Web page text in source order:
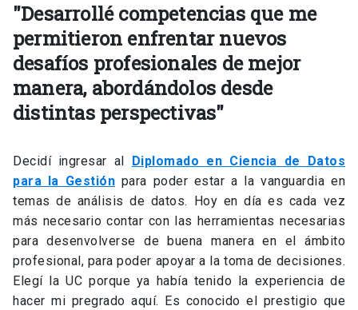
"Desarrollé competencias que me
permitieron enfrentar nuevos
desafíos profesionales de mejor
manera, abordándolos desde
distintas perspectivas"
Decidí ingresar al Diplomado en Ciencia de Datos
para la Gestión para poder estar a la vanguardia en
temas de análisis de datos. Hoy en día es cada vez
más necesario contar con las herramientas necesarias
para desenvolverse de buena manera en el ámbito
profesional, para poder apoyar a la toma de decisiones.
Elegí la UC porque ya había tenido la experiencia de
hacer mi pregrado aquí. Es conocido el prestigio que